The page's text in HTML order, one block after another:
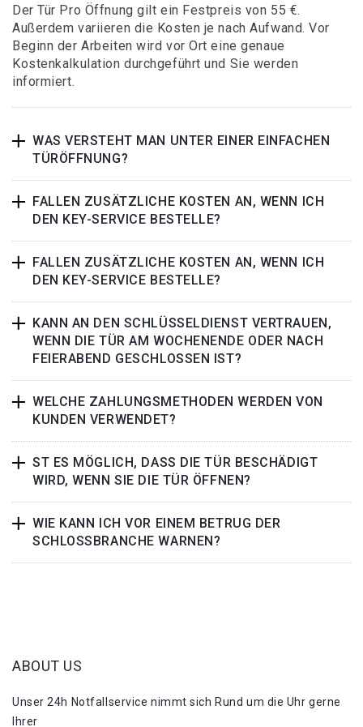
Der Tür Pro Öffnung gilt ein Festpreis von 55 €.
Außerdem variieren die Kosten je nach Aufwand. Vor
Beginn der Arbeiten wird vor Ort eine genaue
Kostenkalkulation durchgeführt und Sie werden
informiert.
WAS VERSTEHT MAN UNTER EINER EINFACHEN
TÜRÖFFNUNG?
FALLEN ZUSÄTZLICHE KOSTEN AN, WENN ICH
DEN KEY-SERVICE BESTELLE?
FALLEN ZUSÄTZLICHE KOSTEN AN, WENN ICH
DEN KEY-SERVICE BESTELLE?
KANN AN DEN SCHLÜSSELDIENST VERTRAUEN,
WENN DIE TÜR AM WOCHENENDE ODER NACH
FEIERABEND GESCHLOSSEN IST?
WELCHE ZAHLUNGSMETHODEN WERDEN VON
KUNDEN VERWENDET?
ST ES MÖGLICH, DASS DIE TÜR BESCHÄDIGT
WIRD, WENN SIE DIE TÜR ÖFFNEN?
WIE KANN ICH VOR EINEM BETRUG DER
SCHLOSSBRANCHE WARNEN?
ABOUT US
Unser 24h Notfallservice nimmt sich Rund um die Uhr gerne
Ihrer